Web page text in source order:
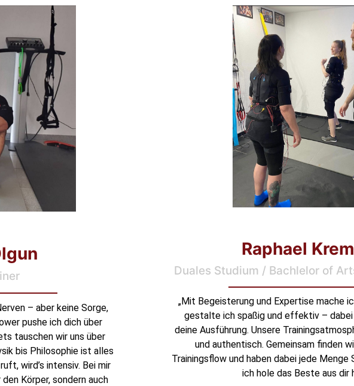
– aber keine Sorge,
pushe ich dich über
tauschen wir uns über
bis Philosophie ist alles
wird’s intensiv. Bei mir
Körper, sondern auch
Raphael
Duales Studium / Bachlelor of
„Mit Begeisterung und Expertise mache
gestalte ich spaßig und effektiv –
deine Ausführung. Unsere
und authentisch. Gemeinsam finden
Trainingsflow und haben dabei jede Menge
ich hole das Beste aus dir